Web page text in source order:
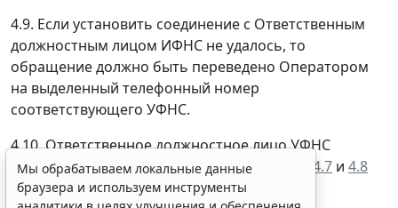
4.9. Если установить соединение с Ответственным
должностным лицом ИФНС не удалось, то
обращение должно быть переведено Оператором
на выделенный телефонный номер
соответствующего УФНС.
4.10. Ответственное должностное лицо УФНС
выполняет действия, описанные в
пунктах 4.7 и 4.8
настоящего Порядка.
Мы обрабатываем локальные данные
браузера и используем инструменты